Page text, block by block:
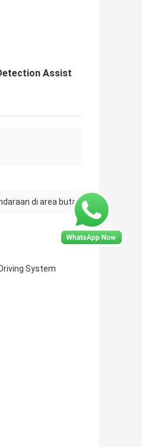
Assist
di area buta
System